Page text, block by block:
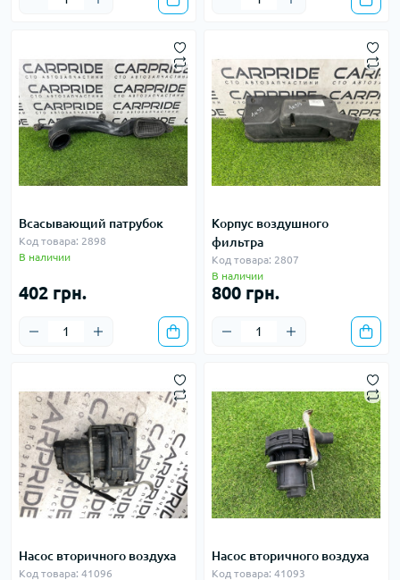
Всасывающий патрубок
Код товара: 2898
В наличии
402 грн.
Корпус воздушного
фильтра
Код товара: 2807
В наличии
800 грн.
Насос вторичного воздуха
Код товара: 41096
Насос вторичного воздуха
Код товара: 41093